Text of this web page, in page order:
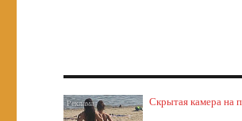
Скрытая камера на